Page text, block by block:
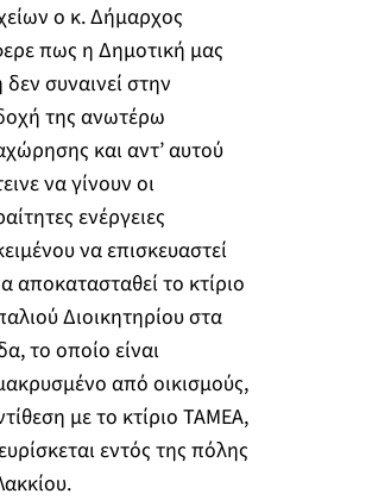
ο κ. Δήμαρχος
πως η Δημοτική μας
συναινεί στην
της ανωτέρω
και αντ’ αυτού
να γίνουν οι
ενέργειες
να επισκευαστεί
αποκατασταθεί το κτίριο
Διοικητηρίου στα
το οποίο είναι
από οικισμούς,
με το κτίριο ΤΑΜΕΑ,
εντός της πόλης